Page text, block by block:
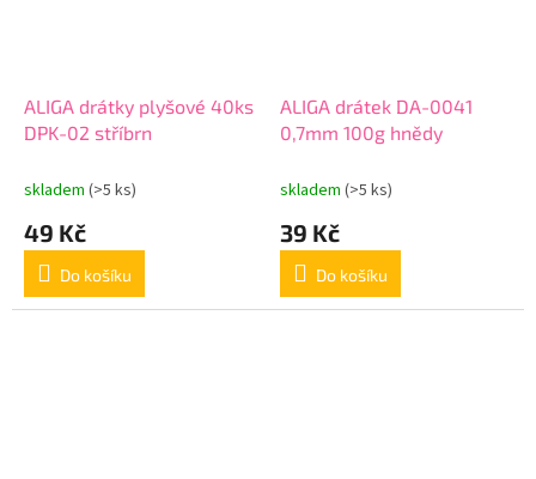
ALIGA drátky plyšové 40ks
DPK-02 stříbrn
skladem (>5 ks)
49 Kč
Do košíku
ALIGA drátek DA-0041
0,7mm 100g hnědy
skladem (>5 ks)
39 Kč
Do košíku